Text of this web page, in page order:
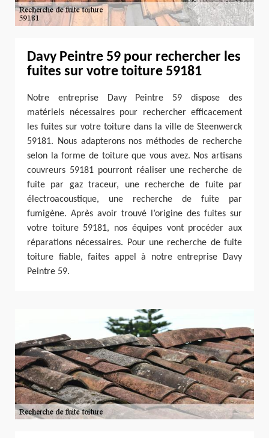
Davy Peintre 59 pour rechercher les
fuites sur votre toiture 59181
Notre entreprise Davy Peintre 59 dispose des
matériels nécessaires pour rechercher efficacement
les fuites sur votre toiture dans la ville de Steenwerck
59181. Nous adapterons nos méthodes de recherche
selon la forme de toiture que vous avez. Nos artisans
couvreurs 59181 pourront réaliser une recherche de
fuite par gaz traceur, une recherche de fuite par
électroacoustique, une recherche de fuite par
fumigène. Après avoir trouvé l’origine des fuites sur
votre toiture 59181, nos équipes vont procéder aux
réparations nécessaires. Pour une recherche de fuite
toiture fiable, faites appel à notre entreprise Davy
Peintre 59.